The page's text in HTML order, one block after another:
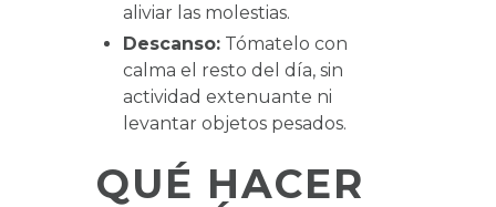
aliviar las molestias.
Descanso:Tómatelo con
calma el resto del día, sin
actividad extenuante ni
levantar objetos pesados.
QUÉ HACER